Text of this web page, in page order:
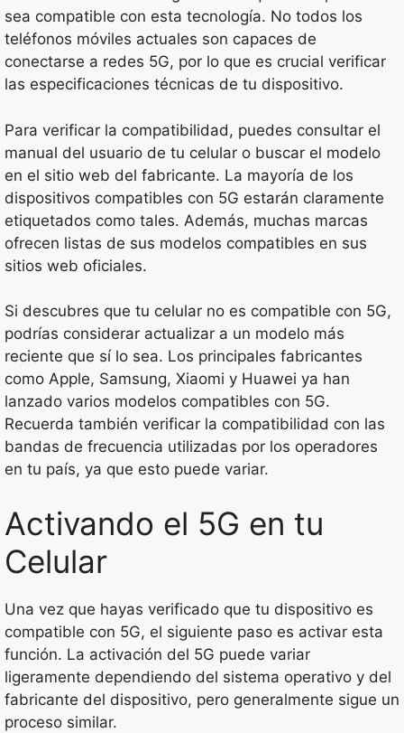
sea compatible con esta tecnología. No todos los
teléfonos móviles actuales son capaces de
conectarse a redes 5G, por lo que es crucial verificar
las especificaciones técnicas de tu dispositivo.
Para verificar la compatibilidad, puedes consultar el
manual del usuario de tu celular o buscar el modelo
en el sitio web del fabricante. La mayoría de los
dispositivos compatibles con 5G estarán claramente
etiquetados como tales. Además, muchas marcas
ofrecen listas de sus modelos compatibles en sus
sitios web oficiales.
Si descubres que tu celular no es compatible con 5G,
podrías considerar actualizar a un modelo más
reciente que sí lo sea. Los principales fabricantes
como Apple, Samsung, Xiaomi y Huawei ya han
lanzado varios modelos compatibles con 5G.
Recuerda también verificar la compatibilidad con las
bandas de frecuencia utilizadas por los operadores
en tu país, ya que esto puede variar.
Activando el 5G en tu
Celular
Una vez que hayas verificado que tu dispositivo es
compatible con 5G, el siguiente paso es activar esta
función. La activación del 5G puede variar
ligeramente dependiendo del sistema operativo y del
fabricante del dispositivo, pero generalmente sigue un
proceso similar.